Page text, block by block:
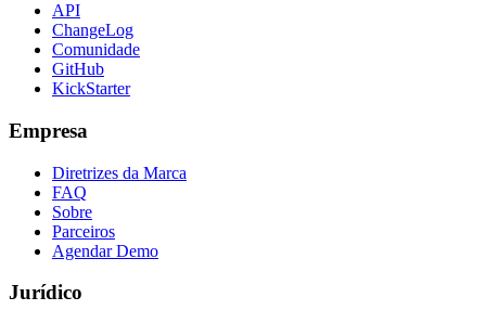
API
ChangeLog
Comunidade
GitHub
KickStarter
Empresa
Diretrizes da Marca
FAQ
Sobre
Parceiros
Agendar Demo
Jurídico